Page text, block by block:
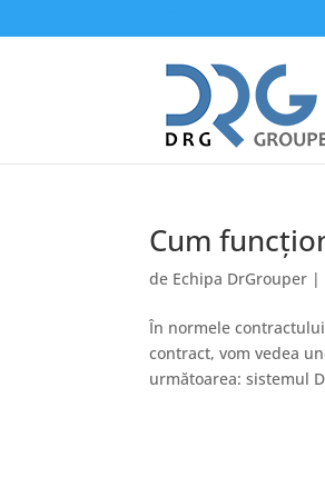
Cum
de Echipa DrGrouper |
În normele
contract, vom vedea
următoarea: sistemul